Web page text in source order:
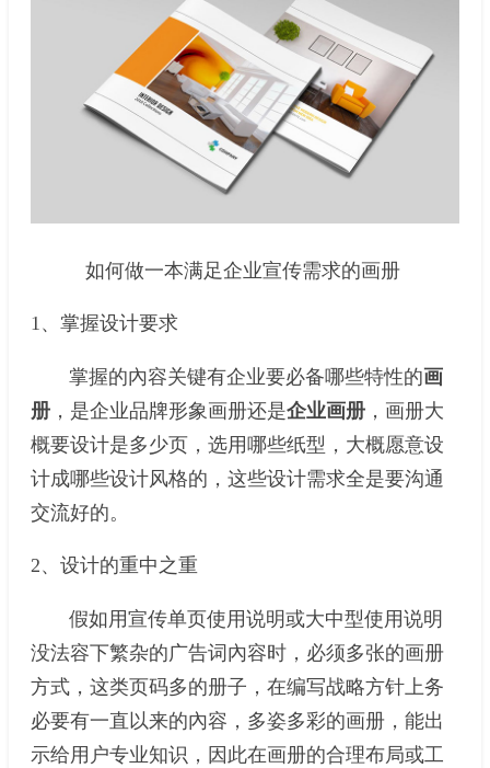
如何做一本满足企业宣传需求的画册
1、掌握设计要求
掌握的內容关键有企业要必备哪些特性的画
册 ，是企业品牌形象画册还是企业画册 ，画册大
概要设计是多少页，选用哪些纸型，大概愿意设
计成哪些设计风格的，这些设计需求全是要沟通
交流好的。
2、设计的重中之重
假如用宣传单页使用说明或大中型使用说明
没法容下繁杂的广告词內容时，必须多张的画册
方式，这类页码多的册子，在编写战略方针上务
必要有一直以来的內容，多姿多彩的画册，能出
示给用户专业知识，因此在画册的合理布局或工